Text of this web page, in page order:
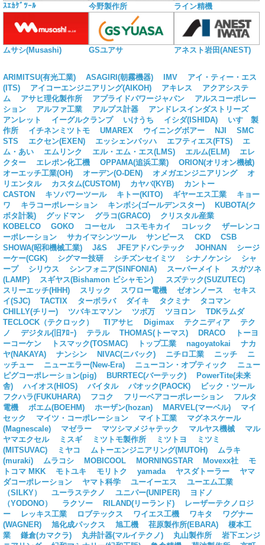
ｽｴｶｹﾞﾂｰﾙ 今野製作所 ライン精機
ムサシ(Musashi) GSユアサ アネスト岩田(ANEST)
ARIMITSU(有光工業) ASAGIRI(朝霧機器) IMV
アイ・ティー・エス
(ITS)
アイコーエンジニアリング(AIKOH) アキレス
アクアシステ
ム
アサヒ理化製作所 アプライドパワージャパン
アルスコーポレー
ション
アルファ工業 アルプス計器
アンドレスインダストリーズ
アンレット
イーグルクランプ いけうち イシダ(ISHIDA)
いすゞ製
作所
イチネンミツトモ UMAREX ウイニングボアー NJI
SMC
STS
エクセン(EXEN) エッシェンバッハ エフティエス(FTS)
エ
ム・あい
エムリンク エル・エム・エス(LMS) エルム(ELM)
エレ
クター
エレポン化工機 OPPAMA(追浜工業)
ORION(オリオン機械)
オーエッチ工業(OH)
オーデン(O-DEN) オメガエンジニアリング
オ
リエンタル
カスタム(CUSTOM) カヤバ(KYB)
カントー
CASTON
キソパワーツール キトー(KITO) ギヤーエス工業
キョー
ワ
キラコーポレーション キンボシ(ゴールデンスター)
KUBOTA(ク
ボタ計装)
グッドマン グラコ(GRACO)
クリスタル産業
KOBELCO
GOKO コーセル コスモキカイ コレック
ザーレンコ
ーポレーション
サカイマシンツール サンピース CKD
CSB
SHOWA(昭和機械工業)
J&S JFEアドバンテック JOHNAN
シージ
ーケー(CGK)
シグマー技研 シチズンセイミツ シナノケンシ
シャ
ープ
シリウス シンフォニア(SINFONIA) スーパーメイト
スガツネ
(LAMP)
スギヤス(Bishamon ビシャモン)
スズテック(SUZUTEC)
スリーエッチ(HHH)
スリック スワロー電機 ゼオンノース
セキス
イ(SJC)
TACTIX ターボラバ ダイキ タクミナ
タコマン
CHILLY(チリー)
ツバキエマソン ツボ万 ツヨロン
TDKラムダ
TECLOCK（テクロック）
TIアサヒ Digimax テクニディア
テク
ノ
デジタル(旧ｱﾛｰ) テラル THOMAS(トーマス) DRACO
トーヨ
ーコーケン
トスマック(TOSMAC) トップ工業 nagoyatokai
ナカ
ヤ(NAKAYA)
ナンシン NIVAC(ニバック) ニチロ工業 ニッチ
ニ
ッチュー
ニューエラー(New-Era) ニューコン・オプティック
ニュー
ピグコーポレーション(pig)
BURRTEC(バーテック)
PowerTite(未来
舎)
ハイオス(HIOS) バイタル パオック(PAOCK)
ビック・ツール
フクハラ(FUKUHARA)
フコク フリーベアコーポレーション
フルタ
電機
ボエム(BOEHM) ホーザン(hozan) MARVEL(マーベル)
マイ
セック
マイツ・コーポレーション マイト工業
マグネスケール
(Magnescale)
マゼラー マツシマメジャテック マルヤス機械
マル
ヤマエクセル
ミスギ ミツトモ製作所 ミツトヨ
ミツミ
(MITSUVAC)
ミヤコ ムトーエンジニアリング(MUTOH)
ムラキ
(muraki)
ムラコシ MOBICOOL MORNINGSTAR Movexx社
モ
トコマ MKK
モトユキ モリトク yamada ヤスダトーラー
ヤマ
ダコーポレーション
ヤマト科学 ユーイーエス
ユーエム工業
（SILKY）
ユーラステクノ ユニパー(UNIPER)
ヨドノ
（YODONO）
ラクソー RILAND(リーランド)
レーザーテクノロジ
ー
レッキス工業 ロブテックス ワイエス工機 ワキタ
ワグナー
(WAGNER)
旭化成パックス 旭工機 荏原製作所(EBARA)
榎本工
業
鎌倉(カマクラ) 丸井計器(マルイテクノ) 丸山製作所
岩下エンジ